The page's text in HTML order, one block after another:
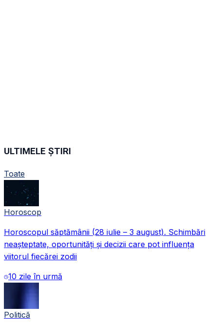
ULTIMELE ȘTIRI
Toate
Horoscop
Horoscopul săptămânii (28 iulie – 3 august). Schimbări
neașteptate, oportunități și decizii care pot influența
viitorul fiecărei zodii
10 zile în urmă
Politică